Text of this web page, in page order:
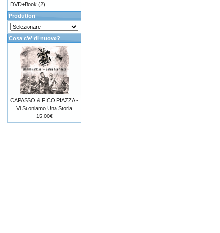
DVD+Book (2)
Produttori
Cosa c'e' di nuovo?
CAPASSO & FICO PIAZZA -
Vi Suoniamo Una Storia
15.00€